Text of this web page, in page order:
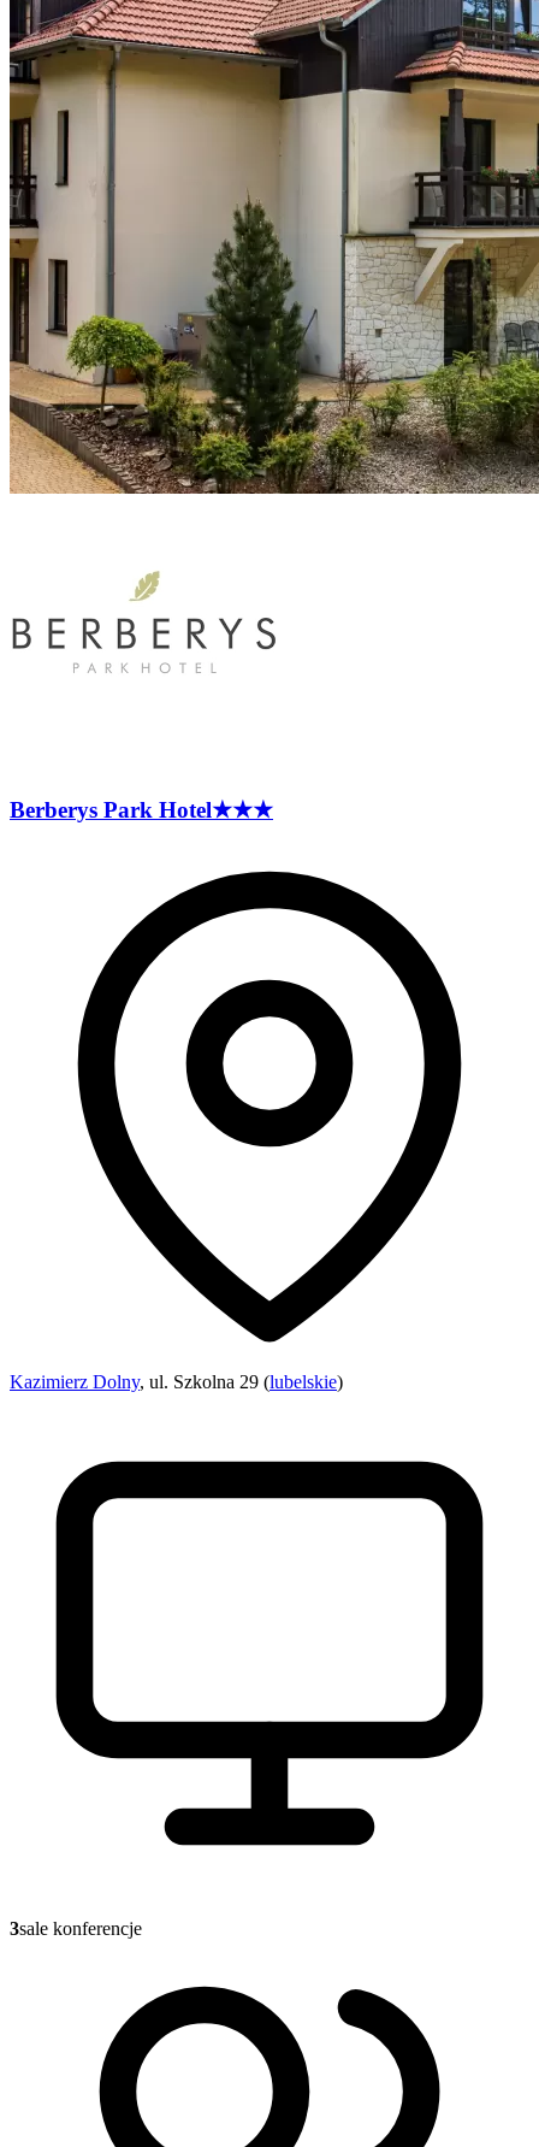
Berberys Park Hotel★★★
Kazimierz Dolny, ul. Szkolna 29 (lubelskie)
3sale konferencje